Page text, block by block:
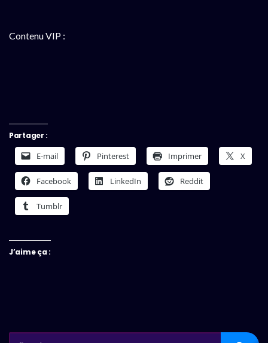
Contenu VIP :
Partager :
E-mail Pinterest Imprimer X
Facebook LinkedIn Reddit
Tumblr
J’aime ça :